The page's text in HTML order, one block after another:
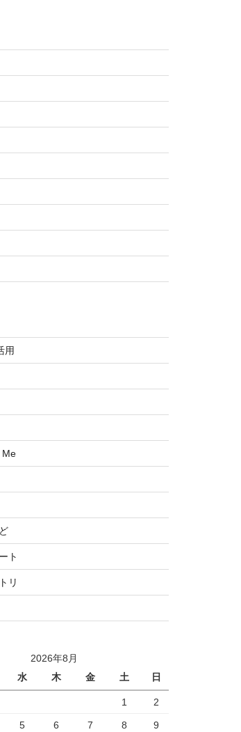
用
Me
ト
リ
2026年8月
水 木 金 土 日
1 2
5 6 7 8 9